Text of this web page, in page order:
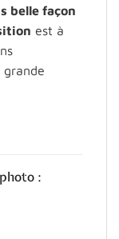
belle façon
est à
: